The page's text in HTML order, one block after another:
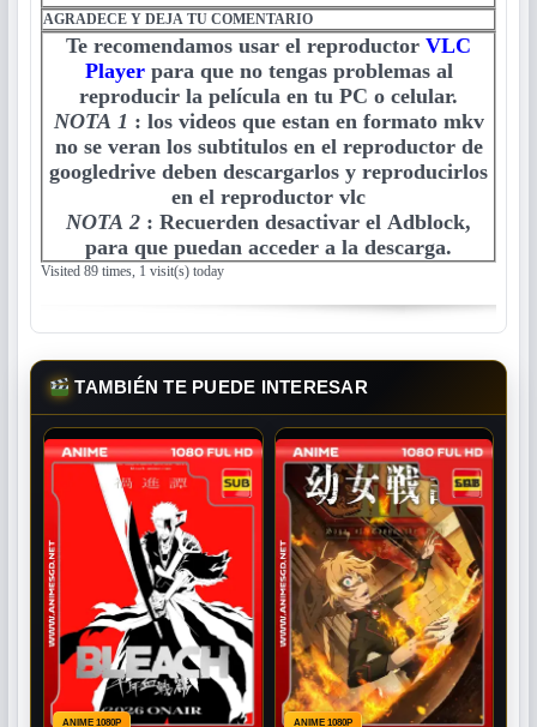
AGRADECE Y DEJA TU COMENTARIO
Te recomendamos usar el reproductor VLC
Playerpara que no tengas problemas al
reproducir la película en tu PC o celular.
NOTA 1 : los videos que estan en formato mkv
no se veran los subtitulos en el reproductor de
googledrive deben descargarlos y reproducirlos
en el reproductor vlc
NOTA 2 : Recuerden desactivar el Adblock,
para que puedan acceder a la descarga.
Visited 89 times, 1 visit(s) today
TAMBIÉN TE PUEDE INTERESAR
ANIME 1080P ANIME 1080P